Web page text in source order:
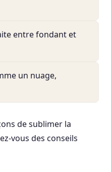
entre fondant et
un nuage,
de sublimer la
vous des conseils